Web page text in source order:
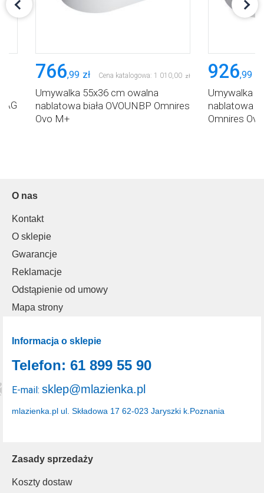
766,99 zł Cena katalogowa: 1 010 00 zł
Umywalka 55x36 cm owalna
nablatowa biała OVOUNBP Omnires
Ovo M+
926,99
Umywalka
nablatowa
Omnires
O nas
Kontakt
O sklepie
Gwarancje
Reklamacje
Odstąpienie od umowy
Mapa strony
Zasady sprzedaży
Koszty dostaw
Informacja o sklepie
mlazienka.pl ul. Składowa 17 62-023 Jaryszki k.Poznania
Telefon: 61 899 55 90
E-mail: sklep@mlazienka.pl